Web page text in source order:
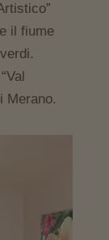
il fiume
Merano.